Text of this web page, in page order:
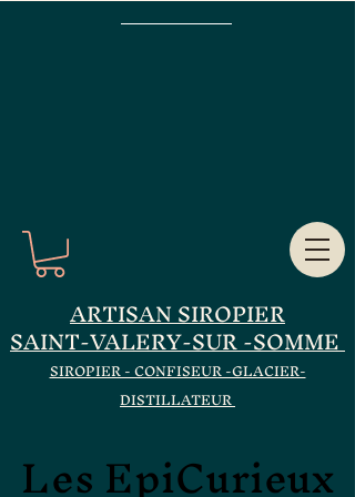
ARTISAN SIROPIER
SAINT-VALERY-SUR -SOMME
SIROPIER - CONFISEUR -GLACIER-
DISTILLATEUR
Les EpiCurieux
Les EpiCurieux